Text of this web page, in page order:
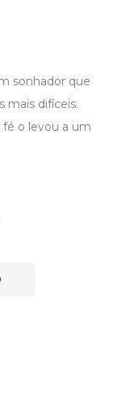
sonhador que
difíceis.
o levou a um